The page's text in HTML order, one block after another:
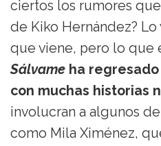
ciertos los rumores
de Kiko Hernández? Lo
que viene, pero lo que
Sálvame ha
con muchas historias
involucran a algunos
como Mila Ximénez,